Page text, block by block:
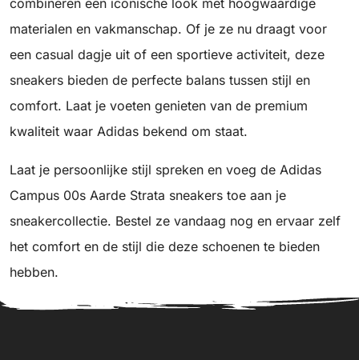
combineren een iconische look met hoogwaardige
materialen en vakmanschap. Of je ze nu draagt voor
een casual dagje uit of een sportieve activiteit, deze
sneakers bieden de perfecte balans tussen stijl en
comfort. Laat je voeten genieten van de premium
kwaliteit waar Adidas bekend om staat.
Laat je persoonlijke stijl spreken en voeg de Adidas
Campus 00s Aarde Strata sneakers toe aan je
sneakercollectie. Bestel ze vandaag nog en ervaar zelf
het comfort en de stijl die deze schoenen te bieden
hebben.